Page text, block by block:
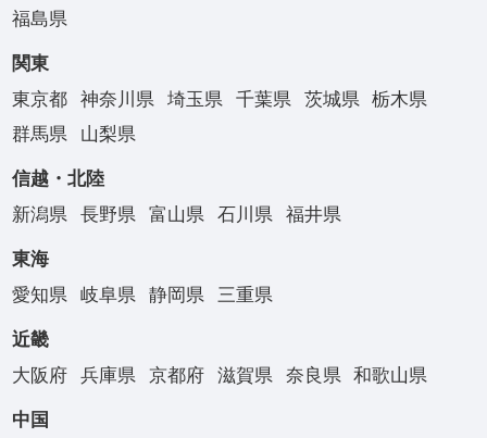
福島県
関東
東京都
神奈川県 埼玉県 千葉県 茨城県
栃木県
群馬県
山梨県
信越・北陸
新潟県
長野県 富山県 石川県 福井県
東海
愛知県
岐阜県 静岡県 三重県
近畿
大阪府
兵庫県 京都府 滋賀県 奈良県 和歌山県
中国